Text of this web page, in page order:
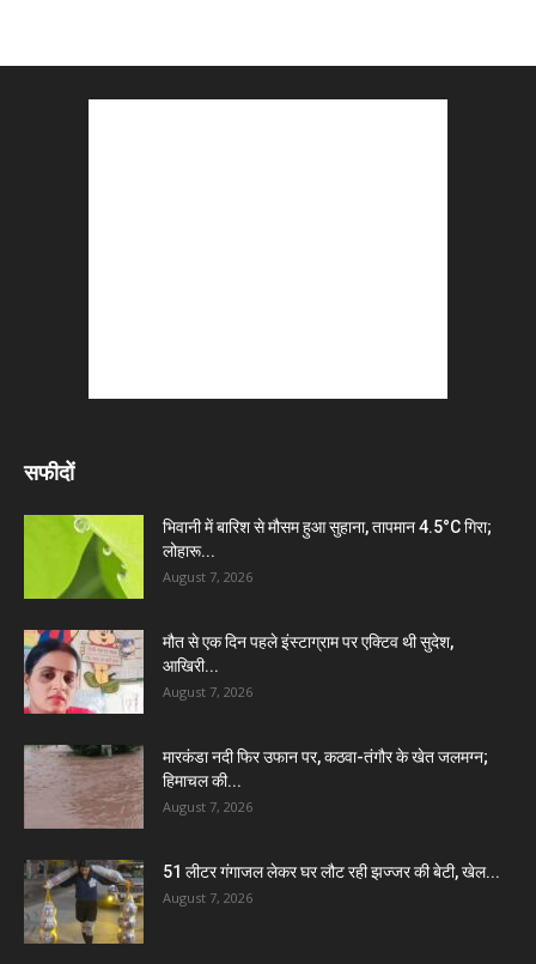
सफीदों
भिवानी में बारिश से मौसम हुआ सुहाना, तापमान 4.5°C गिरा;
लोहारू...
August 7, 2026
मौत से एक दिन पहले इंस्टाग्राम पर एक्टिव थी सुदेश,
आखिरी...
August 7, 2026
मारकंडा नदी फिर उफान पर, कठवा-तंगौर के खेत जलमग्न;
हिमाचल की...
August 7, 2026
51 लीटर गंगाजल लेकर घर लौट रही झज्जर की बेटी, खेल...
August 7, 2026